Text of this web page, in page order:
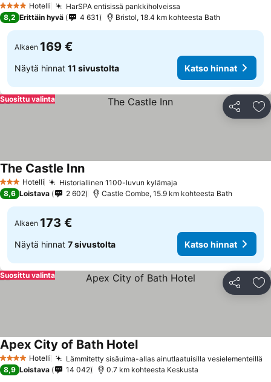
4 Tähtiluokitus
Hotelli HarSPA entisissä pankkiholveissa
8,2 Erittäin hyvä 4 631 Bristol, 18.4 km kohteesta Bath
Alkaen 169 €
Näytä hinnat 11 sivustolta Katso hinnat
Jaa
Suosittu valinta
3 Tähtiluokitus
Hotelli Historiallinen 1100-luvun kylämaja
The Castle Inn
8,6 Loistava 2 602 Castle Combe, 15.9 km kohteesta Bath
Alkaen 173 €
Näytä hinnat 7 sivustolta Katso hinnat
Jaa
Suosittu valinta
4 Tähtiluokitus
Hotelli Lämmitetty sisäuima-allas ainutlaatuisilla vesielementeillä
Apex City of Bath Hotel
8,9 Loistava 14 042 0.7 km kohteesta Keskusta